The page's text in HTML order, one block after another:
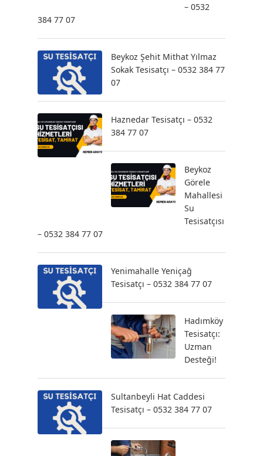
– 0532
384 77 07
Beykoz Şehit Mithat Yılmaz
Sokak Tesisatçı – 0532 384 77
07
Haznedar Tesisatçı – 0532
384 77 07
Beykoz
Görele
Mahallesi
Su
Tesisatçısı
– 0532 384 77 07
Yenimahalle Yeniçağ
Tesisatçı – 0532 384 77 07
Hadımköy
Tesisatçı:
Uzman
Desteği!
Sultanbeyli Hat Caddesi
Tesisatçı – 0532 384 77 07